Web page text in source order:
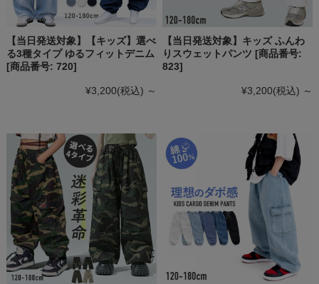
【当日発送対象】【キッズ】選べ
る3種タイプ ゆるフィットデニム
[商品番号: 720]
¥3,200(税込) ～
【当日発送対象】キッズ ふんわ
りスウェットパンツ [商品番号:
823]
¥3,200(税込) ～